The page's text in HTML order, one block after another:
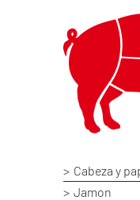
Cabeza y
Jamon